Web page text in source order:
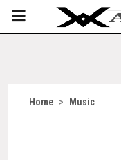
Home > Music